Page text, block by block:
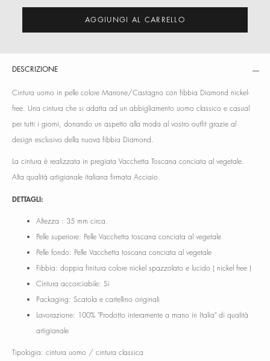
AGGIUNGI AL CARRELLO
DESCRIZIONE
Cintura uomo in pelle colore Marrone/Castagno con fibbia Diamond nickel-
free. Una cintura che si adatta ad un abbigliamento uomo classico e casual
per tutti i giorni, donando un aspetto alla moda al vostro outfit grazie al
design esclusivo della nuova fibbia Diamond.
La cintura è realizzata in pregiata Vacchetta Toscana conciata al vegetale.
Alta qualità artigianale italiana firmata Acciaio.
DETTAGLI:
Altezza : 35 mm circa.
Pelle superiore: Pelle Vacchetta toscana conciata al vegetale
Pelle fondo: Pelle Vacchetta toscana conciata al vegetale
Fibbia: doppia finitura colore nickel spazzolato e lucido ( nickel free )
Cintura accorciabile: Si
Packaging: Scatola e cartellino originali
Lavorazione: 100% "Prodotto interamente a mano in Italia" di qualità
artigianale
Tipologia: cintura uomo / cintura classica